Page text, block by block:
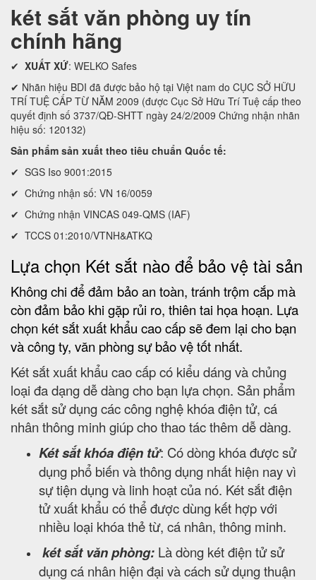
két sắt văn phòng uy tín
chính hãng
✔ XUẤT XỨ: WELKO Safes
✔ Nhãn hiệu BDI đã được bảo hộ tại Việt nam do CỤC SỞ HỮU
TRÍ TUỆ CẤP TỪ NĂM 2009 (được Cục Sở Hữu Trí Tuệ cấp theo
quyết định số 3737/QĐ-SHTT ngày 24/2/2009 Chứng nhận nhãn
hiệu số: 120132)
Sản phẩm sản xuất theo tiêu chuẩn Quốc tế:
✔ SGS Iso 9001:2015
✔ Chứng nhận số: VN 16/0059
✔ Chứng nhận VINCAS 049-QMS (IAF)
✔ TCCS 01:2010/VTNH&ATKQ
Lựa chọn Két sắt nào để bảo vệ tài sản
Không chi để đảm bảo an toàn, tránh trộm cắp mà
còn đảm bảo khi gặp rủi ro, thiên tai họa hoạn. Lựa
chọn két sắt xuất khẩu cao cấp sẽ đem lại cho bạn
và công ty, văn phòng sự bảo vệ tốt nhất.
Két sắt xuất khẩu cao cấp có kiểu dáng và chủng
loại đa dạng dễ dàng cho bạn lựa chọn. Sản phẩm
két sắt sử dụng các công nghệ khóa điện tử, cá
nhân thông minh giúp cho thao tác thêm dễ dàng.
Két sắt khóa điện tử: Có dòng khóa được sử
dụng phổ biến và thông dụng nhất hiện nay vì
sự tiện dụng và linh hoạt của nó. Két sắt điện
tử xuất khẩu có thể được dùng kết hợp với
nhiều loại khóa thẻ từ, cá nhân, thông minh.
két sắt văn phòng: Là dòng két điện tử sử
dụng cá nhân hiện đại và cách sử dụng thuận